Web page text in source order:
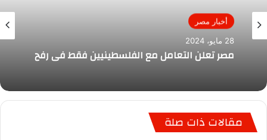
أخبار مصر
28 مايو، 2024
مصر تعلن التعامل مع الفلسطينيين فقط فى رفح
مقالات ذات صلة